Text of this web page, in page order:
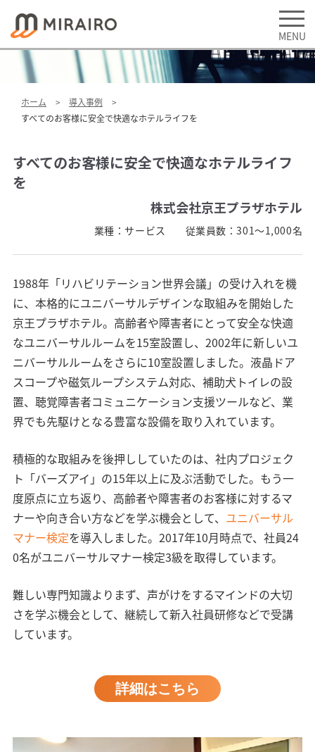
ホーム
導入事例
すべてのお客様に安全で快適なホテルライフを
すべてのお客様に安全で快適なホテルライフ
を
株式会社京王プラザホテル
業種： サービス 従業員数：301～1,000名
1988年「リハビリテーション世界会議」の受け入れを機
に、本格的にユニバーサルデザインな取組みを開始した
京王プラザホテル。高齢者や障害者にとって安全な快適
なユニバーサルルームを15室設置し、2002年に新しいユ
ニバーサルルームをさらに10室設置しました。液晶ドア
スコープや磁気ループシステム対応、補助犬トイレの設
置、聴覚障害者コミュニケーション支援ツールなど、業
界でも先駆けとなる豊富な設備を取り入れています。
積極的な取組みを後押ししていたのは、社内プロジェク
ト「バーズアイ」の15年以上に及ぶ活動でした。もう一
度原点に立ち返り、高齢者や障害者のお客様に対するマ
ナーや向き合い方などを学ぶ機会として、 ユニバーサル
マナー検定を導入しました。2017年10月時点で、社員24
0名がユニバーサルマナー検定3級を取得しています。
難しい専門知識よりまず、声がけをするマインドの大切
さを学ぶ機会として、継続して新入社員研修などで受講
しています。
詳細はこちら